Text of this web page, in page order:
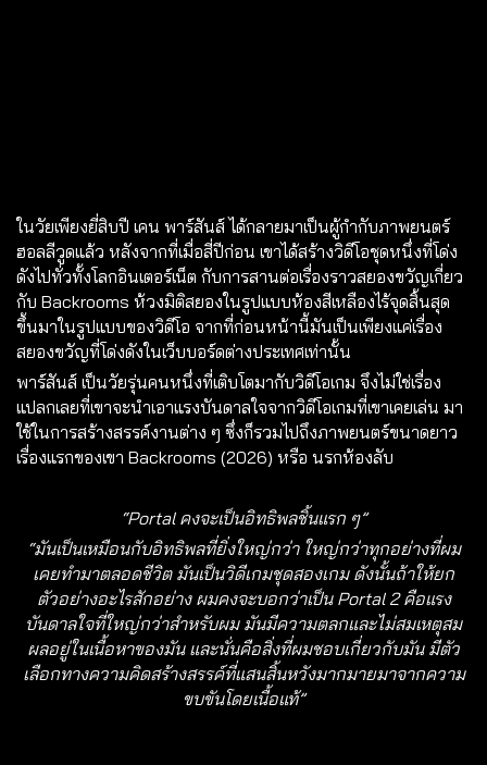
ในวัยเพียงยี่สิบปี เคน พาร์สันส์ ได้กลายมาเป็นผู้กำกับภาพยนตร์
ฮอลลีวูดแล้ว หลังจากที่เมื่อสี่ปีก่อน เขาได้สร้างวิดีโอชุดหนึ่งที่โด่ง
ดังไปทั่วทั้งโลกอินเตอร์เน็ต กับการสานต่อเรื่องราวสยองขวัญเกี่ยว
กับ Backrooms ห้วงมิติสยองในรูปแบบห้องสีเหลืองไร้จุดสิ้นสุด
ขึ้นมาในรูปแบบของวิดีโอ จากที่ก่อนหน้านี้มันเป็นเพียงแค่เรื่อง
สยองขวัญที่โด่งดังในเว็บบอร์ดต่างประเทศเท่านั้น
พาร์สันส์ เป็นวัยรุ่นคนหนึ่งที่เติบโตมากับวิดีโอเกม จึงไม่ใช่เรื่อง
แปลกเลยที่เขาจะนำเอาแรงบันดาลใจจากวิดีโอเกมที่เขาเคยเล่น มา
ใช้ในการสร้างสรรค์งานต่าง ๆ ซึ่งก็รวมไปถึงภาพยนตร์ขนาดยาว
เรื่องแรกของเขา Backrooms (2026) หรือ นรกห้องลับ
“Portal คงจะเป็นอิทธิพลชิ้นแรก ๆ”
“มันเป็นเหมือนกับอิทธิพลที่ยิ่งใหญ่กว่า ใหญ่กว่าทุกอย่างที่ผม
เคยทำมาตลอดชีวิต มันเป็นวิดีเกมชุดสองเกม ดังนั้นถ้าให้ยก
ตัวอย่างอะไรสักอย่าง ผมคงจะบอกว่าเป็น Portal 2 คือแรง
บันดาลใจที่ใหญ่กว่าสำหรับผม มันมีความตลกและไม่สมเหตุสม
ผลอยู่ในเนื้อหาของมัน และนั่นคือสิ่งที่ผมชอบเกี่ยวกับมัน มีตัว
เลือกทางความคิดสร้างสรรค์ที่แสนสิ้นหวังมากมายมาจากความ
ขบขันโดยเนื้อแท้”